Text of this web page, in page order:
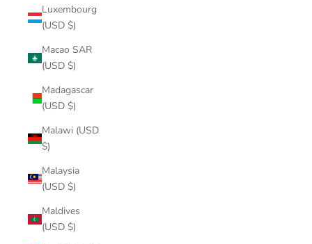
Luxembourg
(USD $)
Macao SAR
(USD $)
Madagascar
(USD $)
Malawi (USD
$)
Malaysia
(USD $)
Maldives
(USD $)